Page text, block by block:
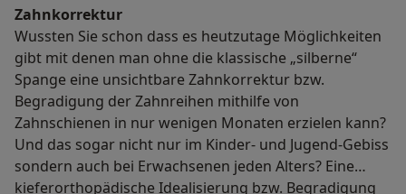
Zahnkorrektur
Wussten Sie schon dass es heutzutage Möglichkeiten
gibt mit denen man ohne die klassische „silberne“
Spange eine unsichtbare Zahnkorrektur bzw.
Begradigung der Zahnreihen mithilfe von
Zahnschienen in nur wenigen Monaten erzielen kann?
Und das sogar nicht nur im Kinder- und Jugend-Gebiss
sondern auch bei Erwachsenen jeden Alters? Eine
kieferorthopädische Idealisierung bzw. Begradigung